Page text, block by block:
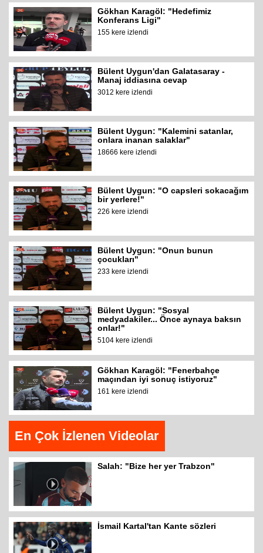
Gökhan Karagöl: "Hedefimiz
Konferans Ligi"
155 kere izlendi
Bülent Uygun'dan Galatasaray -
Manaj iddiasına cevap
3012 kere izlendi
Bülent Uygun: "Kalemini satanlar,
onlara inanan salaklar"
18666 kere izlendi
Bülent Uygun: "O capsleri sokacağım
bir yerlere!"
226 kere izlendi
Bülent Uygun: "Onun bunun
çocukları"
233 kere izlendi
Bülent Uygun: "Sosyal
medyadakiler... Önce aynaya baksın
onlar!"
5104 kere izlendi
Gökhan Karagöl: "Fenerbahçe
maçından iyi sonuç istiyoruz"
161 kere izlendi
En Çok İzlenen Videolar
Salah: "Bize her yer Trabzon"
İsmail Kartal'tan Kante sözleri